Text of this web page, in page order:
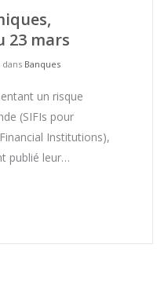
23 mars
dans Banques
un risque
(SIFIs pour
Institutions),
publié leur…